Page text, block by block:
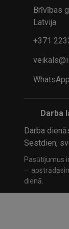
Brīvības
Latvija
+371
Darba
Darba
Sestdien,
Pasūtījumus
—
dienā.